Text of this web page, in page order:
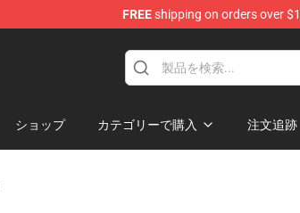
FREEshipping on orders over
ショップ カテゴリーで購入 注文追跡